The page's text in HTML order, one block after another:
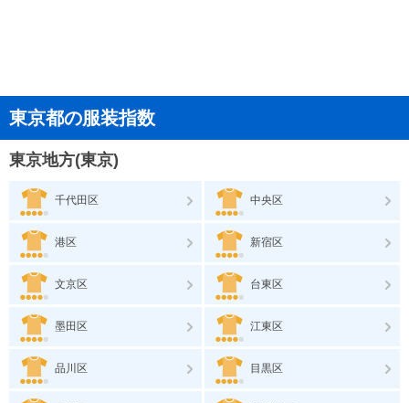
東京都の服装指数
東京地方(東京)
千代田区 中央区
港区 新宿区
文京区 台東区
墨田区 江東区
品川区 目黒区